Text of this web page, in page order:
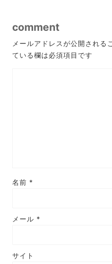
comment
メールアドレスが公開される
ている欄は必須項目です
名前 *
メール *
サイト